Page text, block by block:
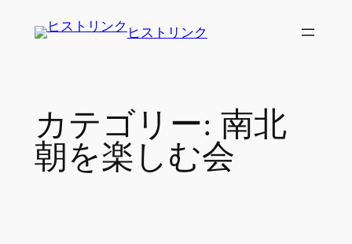
ヒストリンク
カテゴリー: 南北
朝を楽しむ会